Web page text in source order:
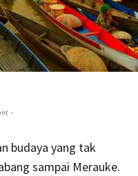
-
budaya yang tak
sampai Merauke.